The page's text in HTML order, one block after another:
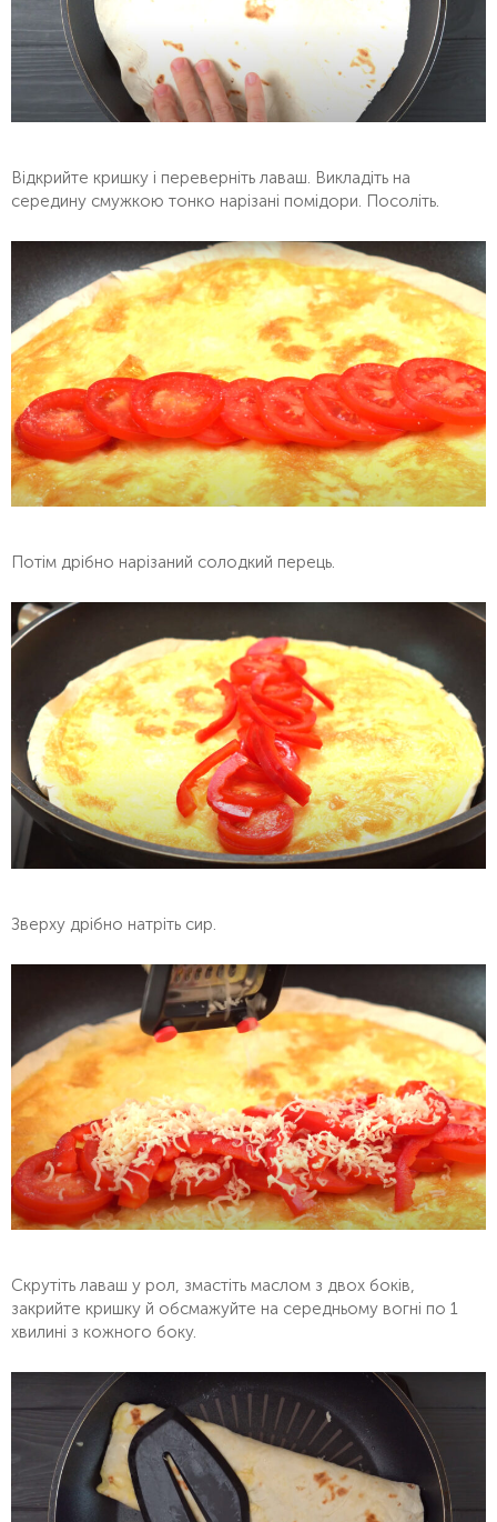
Відкрийте кришку і переверніть лаваш. Викладіть на
середину смужкою тонко нарізані помідори. Посоліть.
Потім дрібно нарізаний солодкий перець.
Зверху дрібно натріть сир.
Скрутіть лаваш у рол, змастіть маслом з двох боків,
закрийте кришку й обсмажуйте на середньому вогні по 1
хвилині з кожного боку.